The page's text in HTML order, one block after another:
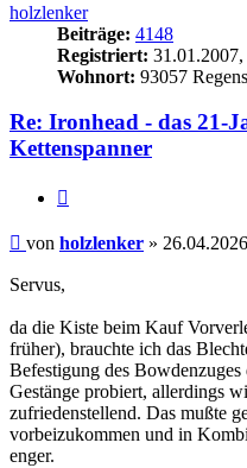
holzlenker
Beiträge: 4148
Registriert:
Wohnort: 93057
Re: Ironhead - das 21-
Kettenspanner
Beitrag
von holzlenker »
Servus,
da die Kiste beim Kauf
früher), brauchte ich das
Befestigung des
Gestänge probiert, allerdings
zufriedenstellend. Das mußte
vorbeizukommen und in
enger.